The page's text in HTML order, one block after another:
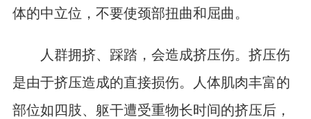
体的中立位，不要使颈部扭曲和屈曲。
人群拥挤、踩踏，会造成挤压伤。挤压伤
是由于挤压造成的直接损伤。人体肌肉丰富的
部位如四肢、躯干遭受重物长时间的挤压后，